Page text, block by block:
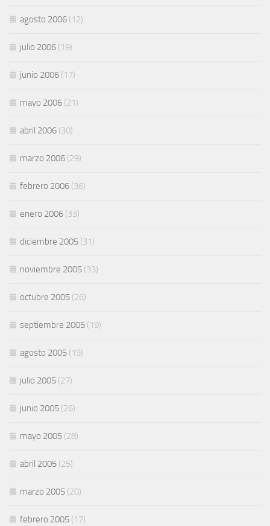
agosto 2006 (12)
julio 2006 (19)
junio 2006 (17)
mayo 2006 (21)
abril 2006 (30)
marzo 2006 (29)
febrero 2006 (36)
enero 2006 (33)
diciembre 2005 (31)
noviembre 2005 (33)
octubre 2005 (26)
septiembre 2005 (19)
agosto 2005 (19)
julio 2005 (27)
junio 2005 (26)
mayo 2005 (28)
abril 2005 (25)
marzo 2005 (20)
febrero 2005 (17)